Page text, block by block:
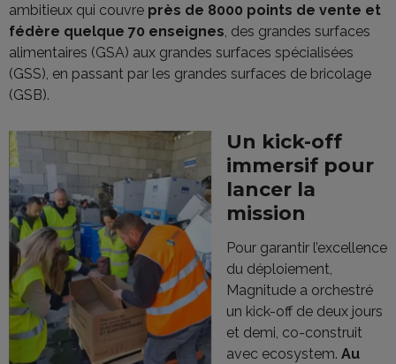
ambitieux qui couvre près de 8000 points de vente et
fédère quelque 70 enseignes, des grandes surfaces
alimentaires (GSA) aux grandes surfaces spécialisées
(GSS), en passant par les grandes surfaces de bricolage
(GSB).
Un kick-off
immersif pour
lancer la
mission
Pour garantir l’excellence
du déploiement,
Magnitude a orchestré
un kick-off de deux jours
et demi, co-construit
avec ecosystem. Au